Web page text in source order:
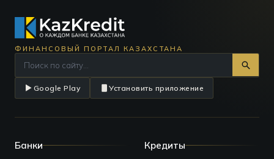
ФИНАНСОВЫЙ ПОРТАЛ КАЗАХСТАНА
Google Play Установить приложение
Банки Кредиты